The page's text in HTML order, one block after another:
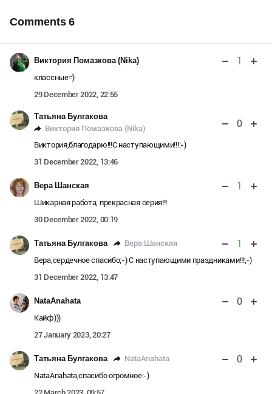
Comments6
Виктория Помазкова (Nika) 1
классные=)
29 December 2022, 22:55
Татьяна Булгакова
Виктория Помазкова (Nika)
0
Виктория,благодарю!!!С наступающими!!!:-)
31 December 2022, 13:46
Вера Шанская 1
Шикарная работа, прекрасная серия!!!
30 December 2022, 00:19
Татьяна Булгакова Вера Шанская 1
Вера,сердечное спасибо;-) С наступающими праздниками!!!;-)
31 December 2022, 13:47
NataAnahata 0
Кайф)))
27 January 2023, 20:27
Татьяна Булгакова NataAnahata 0
NataAnahata,спасибо огромное:-)